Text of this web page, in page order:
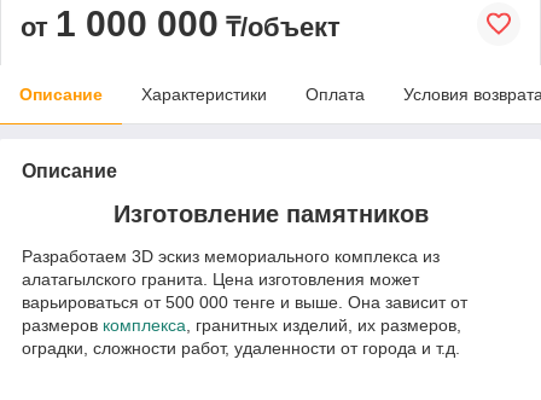
от 1 000 000 ₸/объект
Описание Характеристики Оплата Условия
Описание
Изготовление памятников
Разработаем 3D эскиз мемориального комплекса из
алатагылского гранита. Цена изготовления может
варьироваться от 500 000 тенге и выше. Она зависит от
размеров комплекса, гранитных изделий, их размеров,
оградки, сложности работ, удаленности от города и т.д.